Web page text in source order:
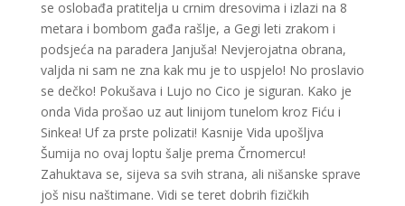
se oslobađa pratitelja u crnim dresovima i izlazi na 8
metara i bombom gađa rašlje, a Gegi leti zrakom i
podsjeća na paradera Janjuša! Nevjerojatna obrana,
valjda ni sam ne zna kak mu je to uspjelo! No proslavio
se dečko! Pokušava i Lujo no Cico je siguran. Kako je
onda Vida prošao uz aut linijom tunelom kroz Fiću i
Sinkea! Uf za prste polizati! Kasnije Vida upošljva
Šumija no ovaj loptu šalje prema Črnomercu!
Zahuktava se, sijeva sa svih strana, ali nišanske sprave
još nisu naštimane. Vidi se teret dobrih fizičkih